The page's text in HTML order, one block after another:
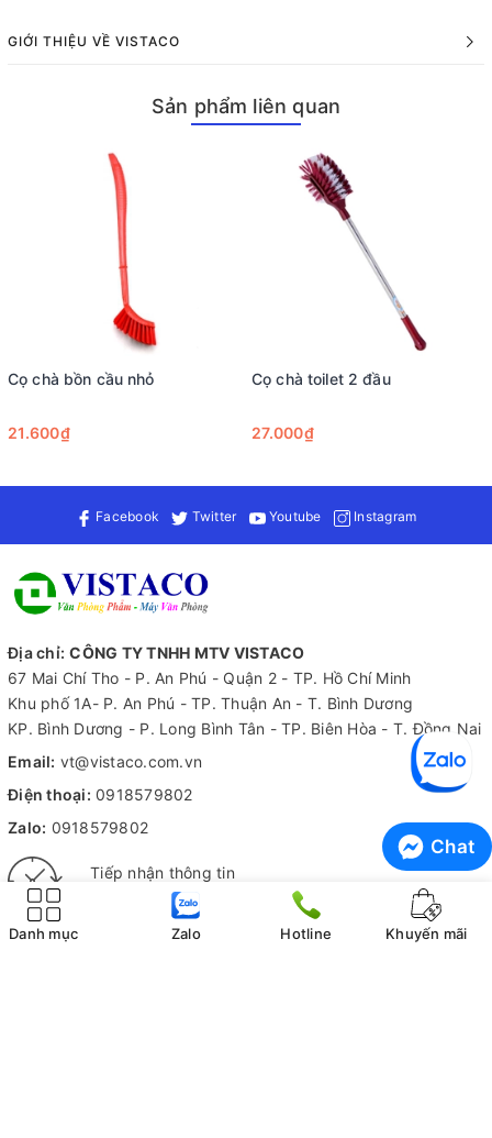
duy trì vệ sinh không gian sống của bạn!
GIỚI THIỆU VỀ VISTACO
Sản phẩm liên quan
Cọ chà bồn cầu nhỏ
21.600₫
Cọ chà toilet 2 đầu
27.000₫
Facebook Twitter Youtube Instagram
Địa chỉ: CÔNG TY TNHH MTV VISTACO
67 Mai Chí Tho - P. An Phú - Quận 2 - TP. Hồ Chí Minh
Khu phố 1A- P. An Phú - TP. Thuận An - T. Bình Dương
KP. Bình Dương - P. Long Bình Tân - TP. Biên Hòa - T. Đồng Nai
Email: vt@vistaco.com.vn
Điện thoại: 0918579802
Zalo: 0918579802
Tiếp nhận thông tin
Hỗ trợ 24/7
Kiểm hàng trước khi nhận
Danh mục Zalo Hotline Khuyến mãi
Chat